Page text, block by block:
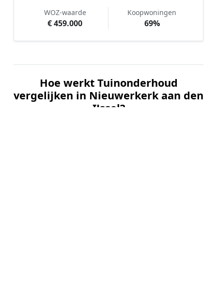
WOZ-waarde
€ 459.000
Koopwoningen
69%
Hoe werkt Tuinonderhoud
vergelijken in Nieuwerkerk aan den
IJssel?